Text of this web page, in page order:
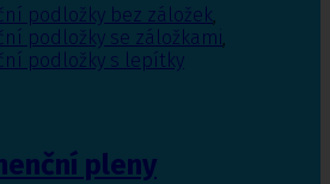
podložky bez záložek,
podložky se záložkami,
podložky s lepítky
pleny